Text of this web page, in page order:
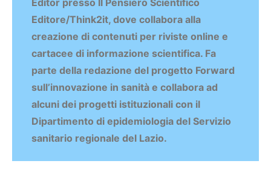
Editor presso Il Pensiero Scientifico
Editore/Think2it, dove collabora alla
creazione di contenuti per riviste online e
cartacee di informazione scientifica. Fa
parte della redazione del progetto Forward
sull’innovazione in sanità e collabora ad
alcuni dei progetti istituzionali con il
Dipartimento di epidemiologia del Servizio
sanitario regionale del Lazio.